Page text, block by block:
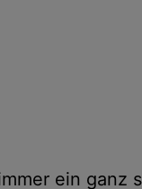
ein ganz